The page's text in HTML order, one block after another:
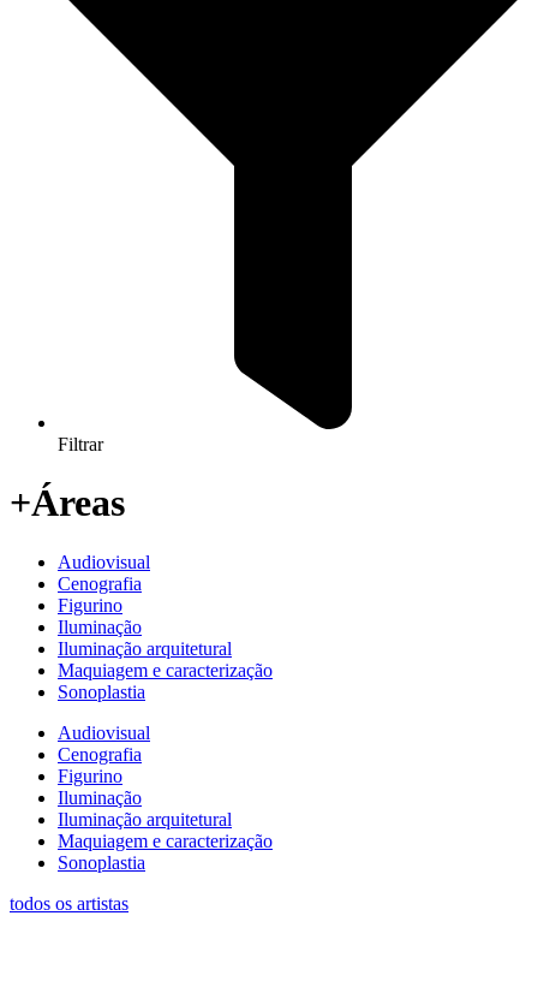
Filtrar
+Áreas
Audiovisual
Cenografia
Figurino
Iluminação
Iluminação arquitetural
Maquiagem e caracterização
Sonoplastia
Audiovisual
Cenografia
Figurino
Iluminação
Iluminação arquitetural
Maquiagem e caracterização
Sonoplastia
todos os artistas